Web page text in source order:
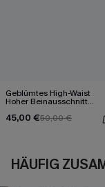
Geblümtes High-Waist
Hoher Beinausschnitt
45,00 €50,00 €
HÄUFIG